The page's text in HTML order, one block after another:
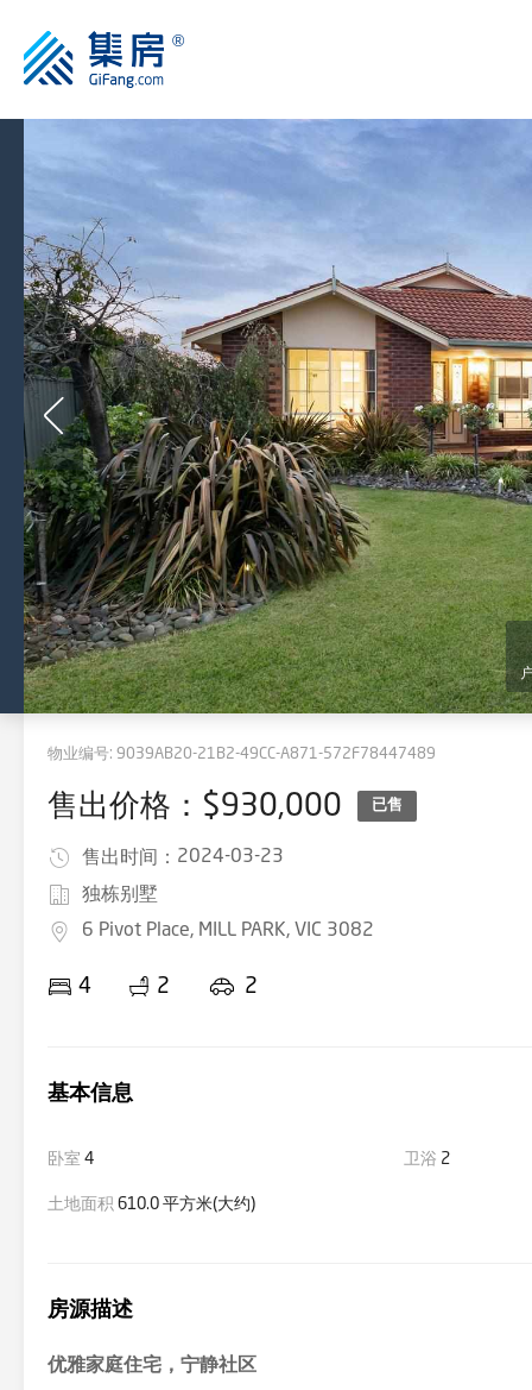
物业编号: 9039AB20-21B2-49CC-A871-572F78447489
售出价格：$930,000 已售
售出时间： 2024-03-23
独栋别墅
6 Pivot Place, MILL PARK, VIC 3082
4 2 2
基本信息
卧室 4 卫浴 2
土地面积 610.0 平方米(大约)
房源描述
优雅家庭住宅，宁静社区